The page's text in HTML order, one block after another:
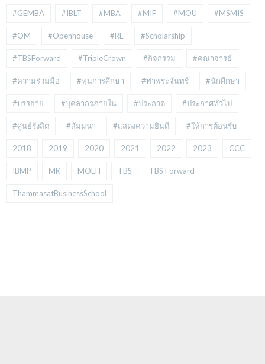
#GEMBA #IBLT #MBA #MIF #MOU #MSMIS
#OM #Openhouse #RE #Scholarship
#TBSForward #TripleCrown #กิจกรรม #คณาจารย์
#ความร่วมมือ #ทุนการศึกษา #ท่าพระจันทร์ #นักศึกษา
#บรรยาย #บุคลากรภายใน #ประกวด #ประกาศทั่วไป
#ศูนย์รังสิต #สัมมนา #แสดงความยินดี #ให้การต้อนรับ
2018 2019 2020 2021 2022 2023 CCC
IBMP MK MOEH TBS TBS Forward
ThammasatBusinessSchool